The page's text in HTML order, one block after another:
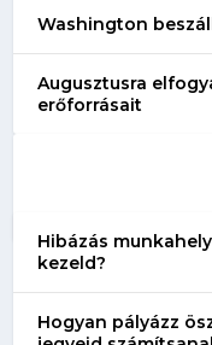
Washington
Augusztusra
erőforrásait
Hibázás
kezeld?
Hogyan pályázz